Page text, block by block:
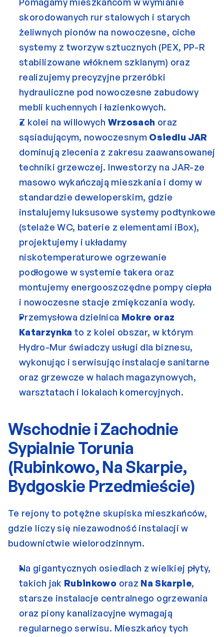
skorodowanych rur stalowych i starych
żeliwnych pionów na nowoczesne, ciche
systemy z tworzyw sztucznych (PEX, PP-R
stabilizowane włóknem szklanym) oraz
realizujemy precyzyjne przeróbki
hydrauliczne pod nowoczesne zabudowy
mebli kuchennych i łazienkowych.
Z kolei na willowych Wrzosach oraz
sąsiadującym, nowoczesnym Osiedlu JAR
dominują zlecenia z zakresu zaawansowanej
techniki grzewczej. Inwestorzy na JAR-ze
masowo wykańczają mieszkania i domy w
standardzie deweloperskim, gdzie
instalujemy luksusowe systemy podtynkowe
(stelaże WC, baterie z elementami iBox),
projektujemy i układamy
niskotemperaturowe ogrzewanie
podłogowe w systemie takera oraz
montujemy energooszczędne pompy ciepła
i nowoczesne stacje zmiękczania wody.
Przemysłowa dzielnica Mokre oraz
Katarzynka to z kolei obszar, w którym
Hydro-Mur świadczy usługi dla biznesu,
wykonując i serwisując instalacje sanitarne
oraz grzewcze w halach magazynowych,
warsztatach i lokalach komercyjnych.
Wschodnie i Zachodnie
Sypialnie Torunia
(Rubinkowo, Na Skarpie,
Bydgoskie Przedmieście)
Te rejony to potężne skupiska mieszkańców,
gdzie liczy się niezawodność instalacji w
budownictwie wielorodzinnym.
Na gigantycznych osiedlach z wielkiej płyty,
takich jak Rubinkowo oraz Na Skarpie,
starsze instalacje centralnego ogrzewania
oraz piony kanalizacyjne wymagają
regularnego serwisu. Mieszkańcy tych